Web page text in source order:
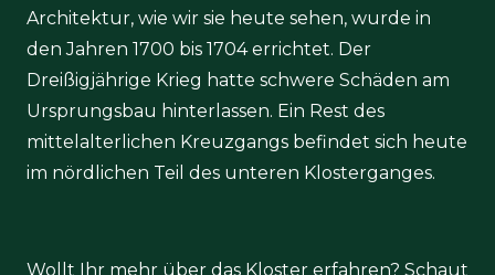
Architektur, wie wir sie heute sehen, wurde in
den Jahren 1700 bis 1704 errichtet. Der
Dreißigjährige Krieg hatte schwere Schäden am
Ursprungsbau hinterlassen. Ein Rest des
mittelalterlichen Kreuzgangs befindet sich heute
im nördlichen Teil des unteren Klosterganges.
Wollt Ihr mehr über das Kloster erfahren? Schaut